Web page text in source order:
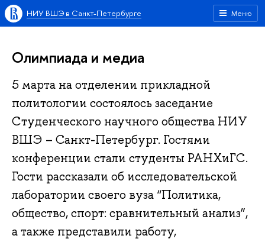
Меню
НИУ ВШЭ в Санкт-Петербурге
Олимпиада и медиа
5 марта на отделении прикладной
политологии состоялось заседание
Студенческого научного общества НИУ
ВШЭ – Санкт-Петербург. Гостями
конференции стали студенты РАНХиГС.
Гости рассказали об исследовательской
лаборатории своего вуза “Политика,
общество, спорт: сравнительный анализ”,
а также представили работу,